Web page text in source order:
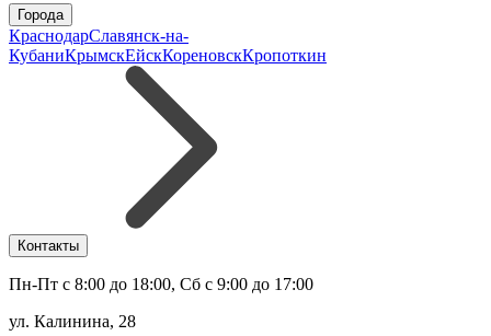
Города
КраснодарСлавянск-на-
КубаниКрымскЕйскКореновскКропоткин
Контакты
Пн-Пт с 8:00 до 18:00, Сб с 9:00 до 17:00
ул. Калинина, 28